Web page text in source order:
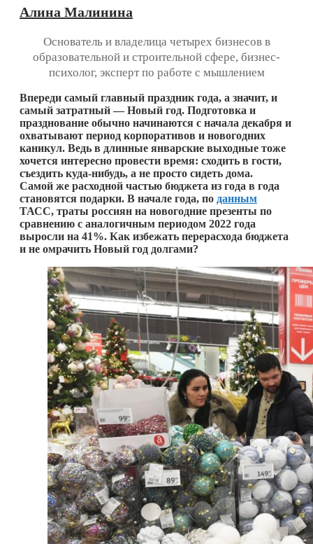
Алина Малинина
Основатель и владелица четырех бизнесов в
образовательной и строительной сфере, бизнес-
психолог, эксперт по работе с мышлением
Впереди самый главный праздник года, а значит, и
самый затратный — Новый год. Подготовка и
празднование обычно начинаются с начала декабря и
охватывают период корпоративов и новогодних
каникул. Ведь в длинные январские выходные тоже
хочется интересно провести время: сходить в гости,
съездить куда-нибудь, а не просто сидеть дома.
Самой же расходной частью бюджета из года в года
становятся подарки. В начале года, по данным
ТАСС, траты россиян на новогодние презенты по
сравнению с аналогичным периодом 2022 года
выросли на 41%. Как избежать перерасхода бюджета
и не омрачить Новый год долгами?